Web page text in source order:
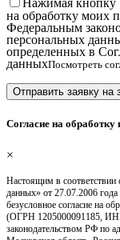
на обработку моих
Федеральным
персональных
определенных в
данныхПосмотреть
Согласие на
×
Настоящим в
данных» от 27.07.2006
безусловное согласие на
(ОГРН 1205000091185, ИНН
законодательством РФ по